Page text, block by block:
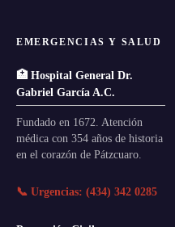
EMERGENCIAS Y SALUD
🏥 Hospital General Dr.
Gabriel García A.C.
Fundado en 1672. Atención
médica con 354 años de historia
en el corazón de Pátzcuaro.
📞 Urgencias: (434) 342 0285